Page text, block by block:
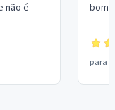
não é
bom
para